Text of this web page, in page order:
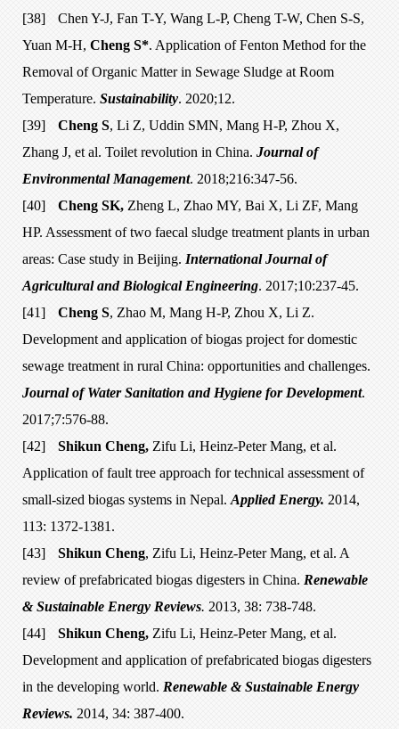
[38]
Chen Y-J, Fan T-Y, Wang L-P, Cheng T-W, Chen S-S,
Yuan M-H, Cheng S*. Application of Fenton Method for the
Removal of Organic Matter in Sewage Sludge at Room
Temperature. Sustainability. 2020;12.
[39]
Cheng S, Li Z, Uddin SMN, Mang H-P, Zhou X,
Zhang J, et al. Toilet revolution in China. Journal of
Environmental Management. 2018;216:347-56.
[40]
Cheng SK, Zheng L, Zhao MY, Bai X, Li ZF, Mang
HP. Assessment of two faecal sludge treatment plants in urban
areas: Case study in Beijing. International Journal of
Agricultural and Biological Engineering. 2017;10:237-45.
[41]
Cheng S, Zhao M, Mang H-P, Zhou X, Li Z.
Development and application of biogas project for domestic
sewage treatment in rural China: opportunities and challenges.
Journal of Water Sanitation and Hygiene for Development.
2017;7:576-88.
[42]
Shikun Cheng, Zifu Li, Heinz-Peter Mang, et al.
Application of fault tree approach for technical assessment of
small-sized biogas systems in Nepal. Applied Energy. 2014,
113: 1372-1381.
[43]
Shikun Cheng, Zifu Li, Heinz-Peter Mang, et al. A
review of prefabricated biogas digesters in China. Renewable
& Sustainable Energy Reviews. 2013, 38: 738-748.
[44]
Shikun Cheng, Zifu Li, Heinz-Peter Mang, et al.
Development and application of prefabricated biogas digesters
in the developing world. Renewable & Sustainable Energy
Reviews. 2014, 34: 387-400.